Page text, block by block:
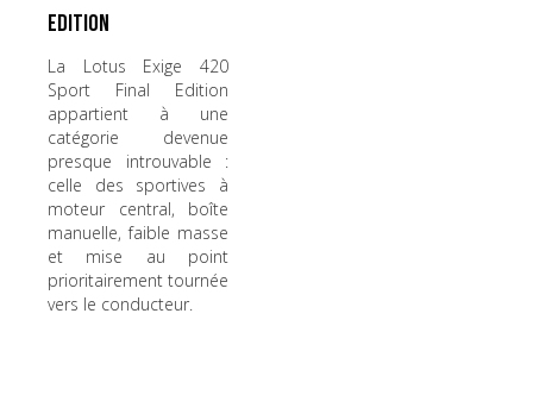
Edition
La Lotus Exige 420
Sport Final Edition
appartient à une
catégorie devenue
presque introuvable :
celle des sportives à
moteur central, boîte
manuelle, faible masse
et mise au point
prioritairement tournée
vers le conducteur.